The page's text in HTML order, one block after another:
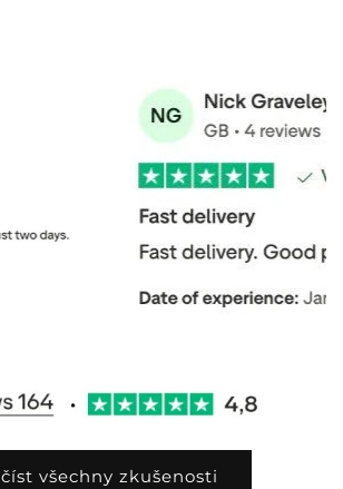
všechny zkušenosti